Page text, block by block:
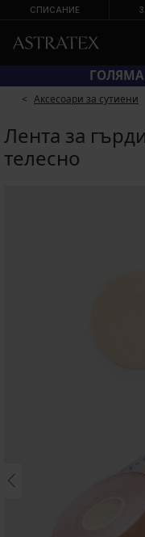
СПИСАНИЕ
КОД BRA20
Аксесоари за сутиени
Лента за
телесно